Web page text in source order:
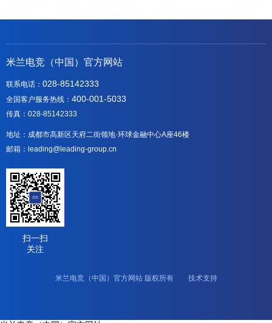
米兰电竞（中国）官方网站
联系电话： 028-85142333
全国客户服务热线： 400-001-5033
传真：028-85142333
地址：成都市高新区天府二街领地·环球金融中心A座46楼
邮箱：leading@leading-group.cn
扫一扫
关注
米兰电竞（中国）官方网站 版权所有 技术支持